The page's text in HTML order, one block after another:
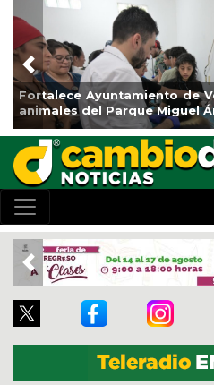
Ayuntamiento de
del Parque Miguel Ángel
Previous
Previous